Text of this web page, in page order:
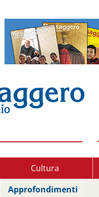
Cultura
Approfondimenti